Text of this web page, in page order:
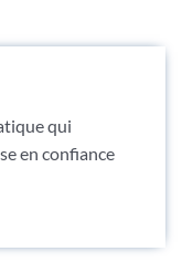
qui
en confiance